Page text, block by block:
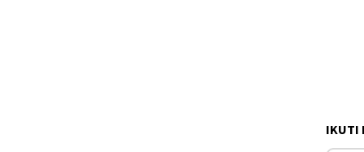
IKUTI